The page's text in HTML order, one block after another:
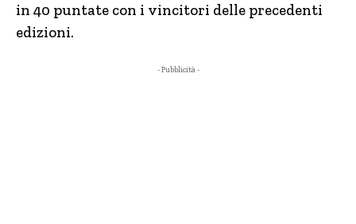
in 40 puntate con i vincitori delle precedenti
edizioni.
- Pubblicità -